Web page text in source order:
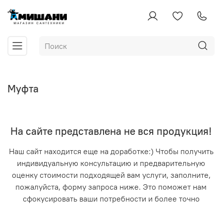
Муфта
На сайте представлена не вся продукция!
Наш сайт находится еще на доработке:) Чтобы получить
индивидуальную консультацию и предварительную
оценку стоимости подходящей вам услуги, заполните,
пожалуйста, форму запроса ниже. Это поможет нам
сфокусировать ваши потребности и более точно